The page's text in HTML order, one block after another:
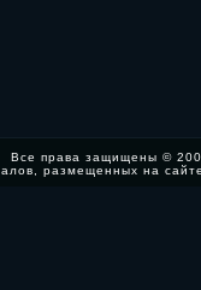
Все права защищены ©
размещенных на